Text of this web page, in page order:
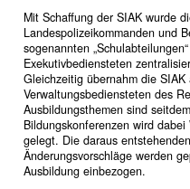
Mit Schaffung der SIAK wurde
Landespolizeikommanden und
sogenannten
Exekutivbediensteten
Gleichzeitig übernahm die
Verwaltungsbediensteten des
Ausbildungsthemen sind
Bildungskonferenzen wird
gelegt. Die daraus
Änderungsvorschläge werden
Ausbildung einbezogen.